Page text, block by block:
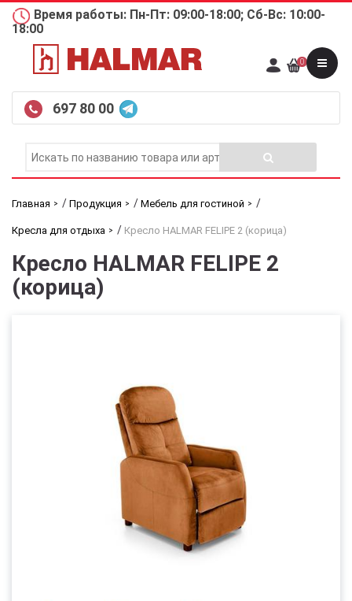
Время работы: Пн-Пт: 09:00-18:00; Сб-Вс: 10:00-
18:00
697 80 00
0
Главная / Продукция / Мебель для гостиной /
Кресла для отдыха / Кресло HALMAR FELIPE 2 (корица)
Кресло HALMAR FELIPE 2
(корица)